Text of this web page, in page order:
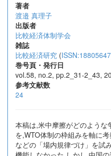
著者
渡邉 真理子
出版者
比較経済体制学会
雑誌
比較経済研究 (ISSN:18805647
巻号頁・発行日
vol.58, no.2, pp.2_31-2_43,
参考文献数
24
本稿は,米中摩擦がどのよう
を,WTO体制の枠組みを軸に
などの「場内規律づけ」を試